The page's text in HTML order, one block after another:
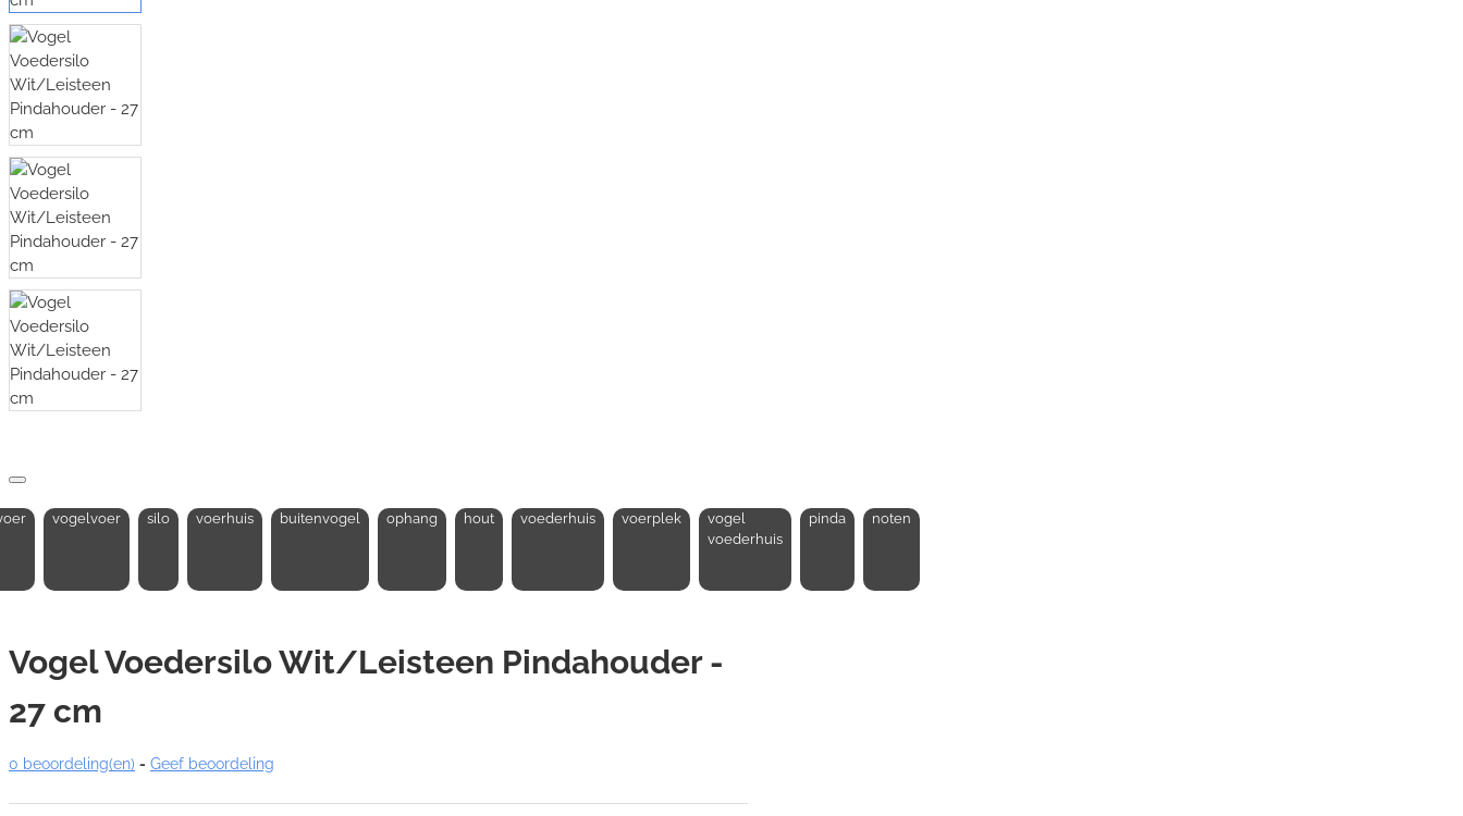
vogelvoer silo voerhuis buitenvogel ophang hout voederhuis voerplek
vogel
voederhuis
pinda noten
Vogel Voedersilo Wit/Leisteen Pindahouder -
27 cm
0 beoordeling(en) - Geef beoordeling